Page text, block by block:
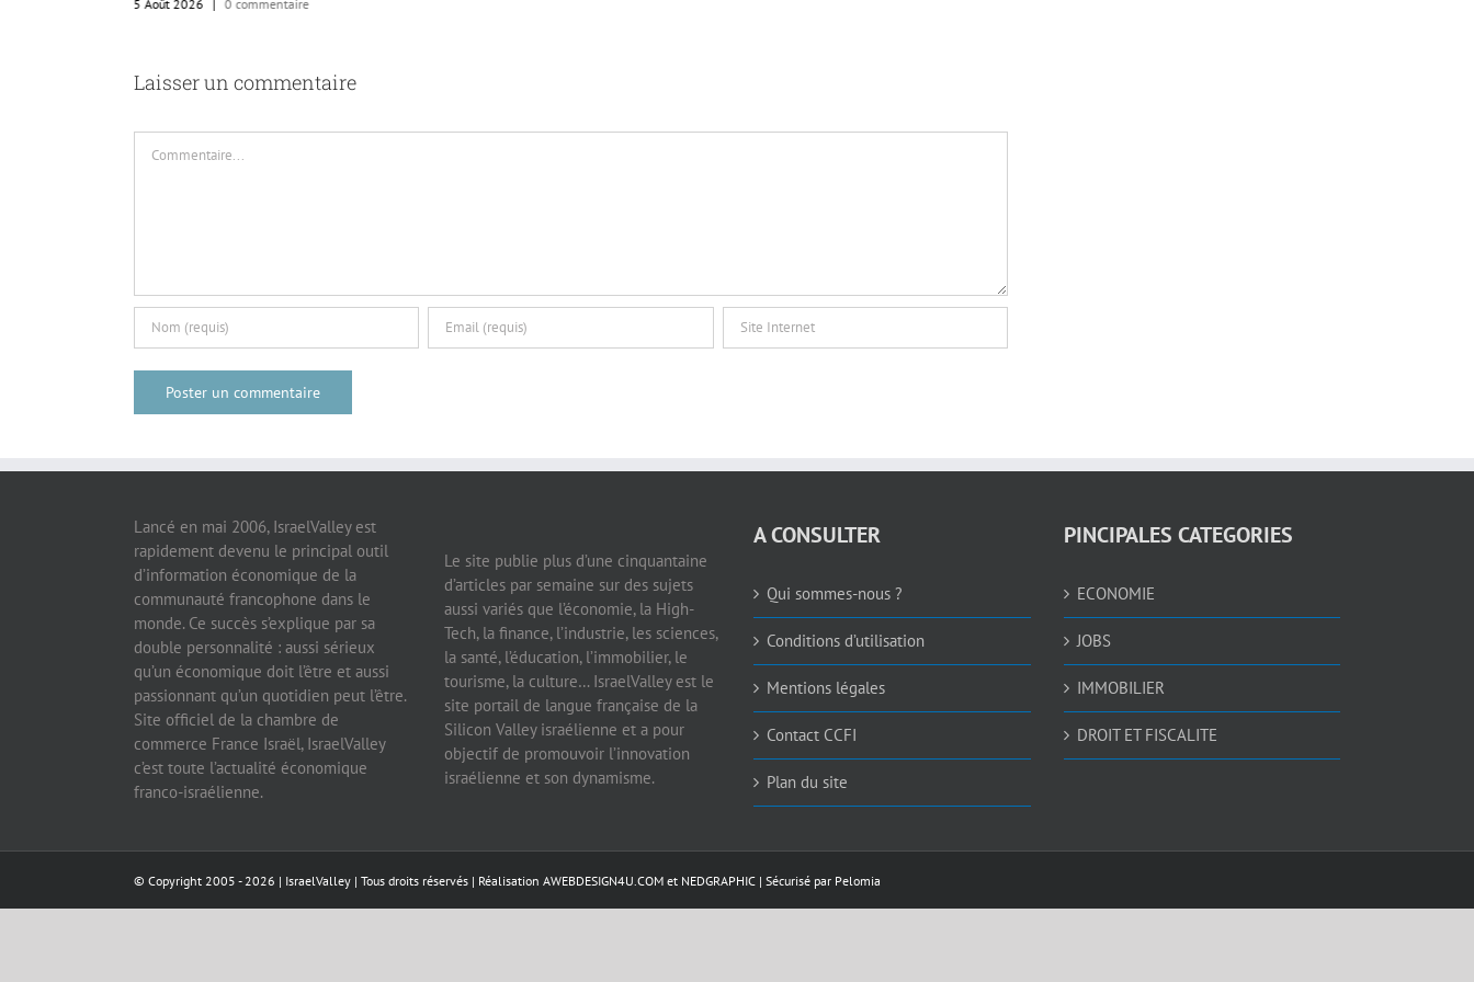
5 Août 2026 | 0 commentaire
Laisser un commentaire
Lancé en mai 2006, IsraelValley est
rapidement devenu le principal outil
d’information économique de la
communauté francophone dans le
monde. Ce succès s’explique par sa
double personnalité : aussi sérieux
qu’un économique doit l’être et aussi
passionnant qu’un quotidien peut l’être.
Site officiel de la chambre de
commerce France Israël, IsraelValley
c’est toute l’actualité économique
franco-israélienne.
Le site publie plus d’une cinquantaine
d’articles par semaine sur des sujets
aussi variés que l’économie, la High-
Tech, la finance, l’industrie, les sciences,
la santé, l’éducation, l’immobilier, le
tourisme, la culture… IsraelValley est le
site portail de langue française de la
Silicon Valley israélienne et a pour
objectif de promouvoir l’innovation
israélienne et son dynamisme.
A CONSULTER
Qui sommes-nous ?
Conditions d’utilisation
Mentions légales
Contact CCFI
Plan du site
PINCIPALES CATEGORIES
ECONOMIE
JOBS
IMMOBILIER
DROIT ET FISCALITE
© Copyright 2005 - 2026 | IsraelValley | Tous droits réservés | Réalisation AWEBDESIGN4U.COM et NEDGRAPHIC | Sécurisé par Pelomia